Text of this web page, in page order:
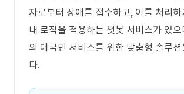
자로부터 장애를 접수하고, 이를 처리
내 로직을 적용하는 챗봇 서비스가 있
의 대국민 서비스를 위한 맞춤형 솔루션
다.